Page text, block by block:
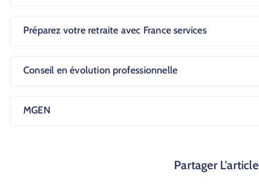
Préparez votre retraite avec France services
Conseil en évolution professionnelle
MGEN
Partager L'article